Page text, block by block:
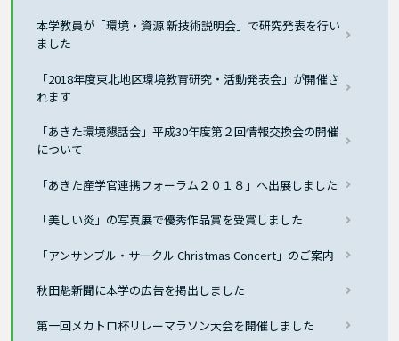
本学教員が「環境・資源 新技術説明会」で研究発表を行い
ました
「2018年度東北地区環境教育研究・活動発表会」が開催さ
れます
「あきた環境懇話会」平成30年度第２回情報交換会の開催
について
「あきた産学官連携フォーラム２０１８」へ出展しました
「美しい炎」の写真展で優秀作品賞を受賞しました
「アンサンブル・サークル Christmas Concert」のご案内
秋田魁新聞に本学の広告を掲出しました
第一回メカトロ杯リレーマラソン大会を開催しました